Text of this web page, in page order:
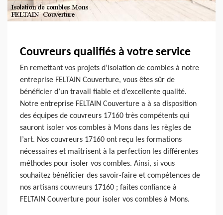
Couvreurs qualifiés à votre service
En remettant vos projets d’isolation de combles à notre
entreprise FELTAIN Couverture, vous êtes sûr de
bénéficier d’un travail fiable et d’excellente qualité.
Notre entreprise FELTAIN Couverture a à sa disposition
des équipes de couvreurs 17160 très compétents qui
sauront isoler vos combles à Mons dans les règles de
l’art. Nos couvreurs 17160 ont reçu les formations
nécessaires et maîtrisent à la perfection les différentes
méthodes pour isoler vos combles. Ainsi, si vous
souhaitez bénéficier des savoir-faire et compétences de
nos artisans couvreurs 17160 ; faites confiance à
FELTAIN Couverture pour isoler vos combles à Mons.